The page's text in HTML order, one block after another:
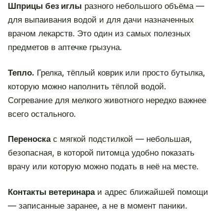
Шприцы без иглы разного небольшого объёма —
для выпаивания водой и для дачи назначенных
врачом лекарств. Это один из самых полезных
предметов в аптечке грызуна.
Тепло. Грелка, тёплый коврик или просто бутылка,
которую можно наполнить тёплой водой.
Согревание для мелкого животного нередко важнее
всего остального.
Переноскас мягкой подстилкой — небольшая,
безопасная, в которой питомца удобно показать
врачу или которую можно подать в неё на месте.
Контакты ветеринараи адрес ближайшей помощи
— записанные заранее, а не в момент паники.